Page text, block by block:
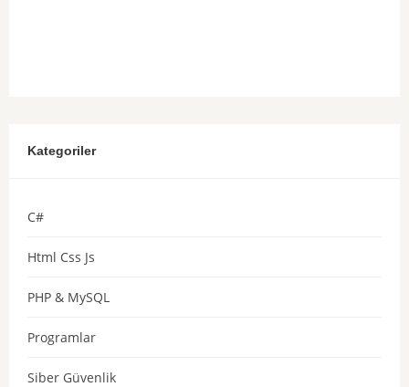
Kategoriler
C#
Html Css Js
PHP & MySQL
Programlar
Siber Güvenlik